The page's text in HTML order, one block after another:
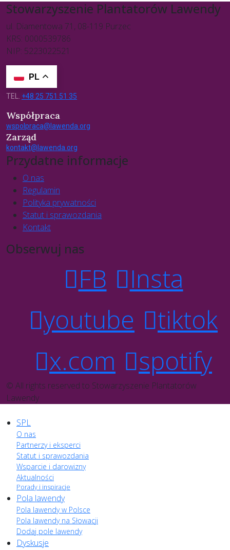
Stowarzyszenie Plantatorów Lawendy
ul. Diamentowa 71, 08-119 Purzec
KRS: 0000539786
NIP: 5223022521
PL
TEL. +48 25 751 51 35
Współpraca
wspolpraca@lawenda.org
Zarząd
kontakt@lawenda.org
Przydatne informacje
O nas
Regulamin
Polityka prywatności
Statut i sprawozdania
Kontakt
Obserwuj nas
FB
Insta
youtube
tiktok
x.com
spotify
© All rights reserved to Stowarzyszenie Plantatorów
Lawendy
SPL
O nas
Partnerzy i eksperci
Statut i sprawozdania
Wsparcie i darowizny
Aktualności
Porady i inspiracje
Pola lawendy
Pola lawendy w Polsce
Pola lawendy na Słowacji
Dodaj pole lawendy
Dyskusje